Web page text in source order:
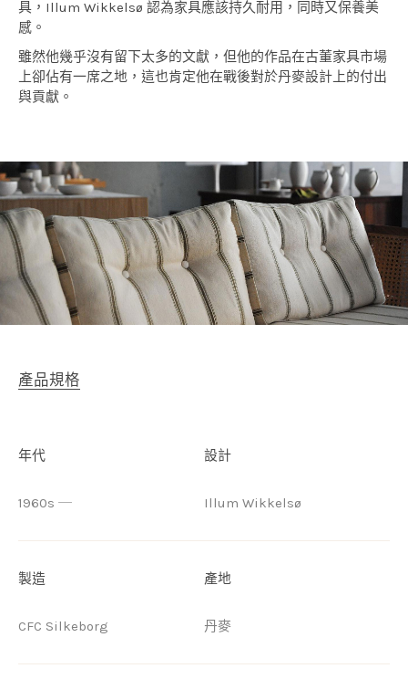
具，Illum Wikkelsø 認為家具應該持久耐用，同時又保養美
感。
雖然他幾乎沒有留下太多的文獻，但他的作品在古董家具市場
上卻佔有一席之地，這也肯定他在戰後對於丹麥設計上的付出
與貢獻。
產品規格
年代
1960s ─
設計
Illum Wikkelsø
製造
CFC Silkeborg
產地
丹麥